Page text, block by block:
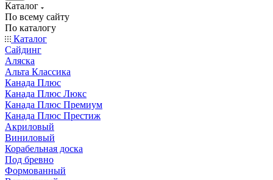
Каталог
По всему сайту
По каталогу
Каталог
Сайдинг
Аляска
Альта Классика
Канада Плюс
Канада Плюс Люкс
Канада Плюс Премиум
Канада Плюс Престиж
Акриловый
Виниловый
Корабельная доска
Под бревно
Формованный